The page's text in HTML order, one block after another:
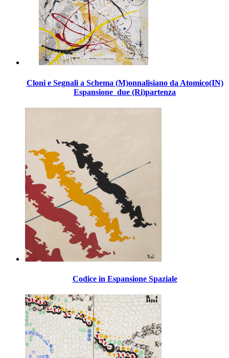
Cloni e Segnali a Schema (M)onnalisiano da Atomico(IN)
Espansione_due (Ri)partenza
Codice in Espansione Spaziale